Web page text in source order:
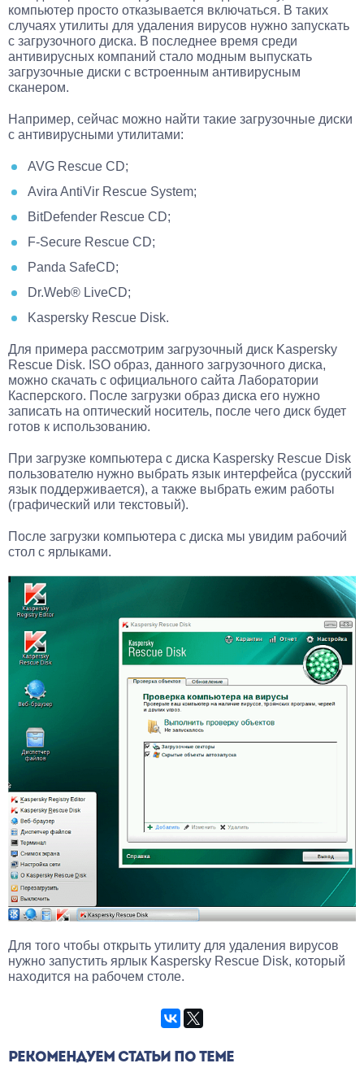
компьютер просто отказывается включаться. В таких
случаях утилиты для удаления вирусов нужно запускать
с загрузочного диска. В последнее время среди
антивирусных компаний стало модным выпускать
загрузочные диски с встроенным антивирусным
сканером.
Например, сейчас можно найти такие загрузочные диски
с антивирусными утилитами:
AVG Rescue CD;
Avira AntiVir Rescue System;
BitDefender Rescue CD;
F-Secure Rescue CD;
Panda SafeCD;
Dr.Web® LiveCD;
Kaspersky Rescue Disk.
Для примера рассмотрим загрузочный диск Kaspersky
Rescue Disk. ISO образ, данного загрузочного диска,
можно скачать с официального сайта Лаборатории
Касперского. После загрузки образ диска его нужно
записать на оптический носитель, после чего диск будет
готов к использованию.
При загрузке компьютера с диска Kaspersky Rescue Disk
пользователю нужно выбрать язык интерфейса (русский
язык поддерживается), а также выбрать ежим работы
(графический или текстовый).
После загрузки компьютера с диска мы увидим рабочий
стол с ярлыками.
Для того чтобы открыть утилиту для удаления вирусов
нужно запустить ярлык Kaspersky Rescue Disk, который
находится на рабочем столе.
РЕКОМЕНДУЕМ СТАТЬИ ПО ТЕМЕ